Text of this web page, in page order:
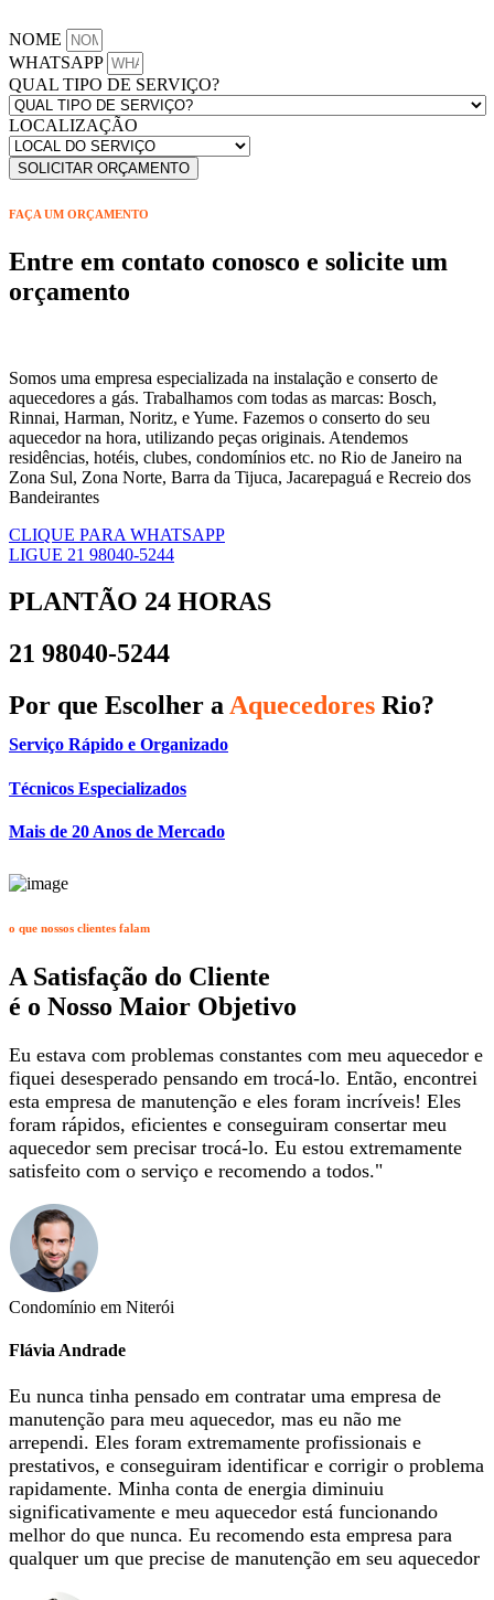
NOME
WHATSAPP
QUAL TIPO DE SERVIÇO?
LOCALIZAÇÃO
SOLICITAR ORÇAMENTO
FAÇA UM ORÇAMENTO
Entre em contato conosco e solicite um
orçamento
Somos uma empresa especializada na instalação e conserto de
aquecedores a gás. Trabalhamos com todas as marcas: Bosch,
Rinnai, Harman, Noritz, e Yume. Fazemos o conserto do seu
aquecedor na hora, utilizando peças originais. Atendemos
residências, hotéis, clubes, condomínios etc. no Rio de Janeiro na
Zona Sul, Zona Norte, Barra da Tijuca, Jacarepaguá e Recreio dos
Bandeirantes
CLIQUE PARA WHATSAPP
LIGUE 21 98040-5244
PLANTÃO 24 HORAS
21 98040-5244
Por que Escolher a Aquecedores Rio?
Serviço Rápido e Organizado
Técnicos Especializados
Mais de 20 Anos de Mercado
o que nossos clientes falam
A Satisfação do Cliente
é o Nosso Maior Objetivo
Eu estava com problemas constantes com meu aquecedor e
fiquei desesperado pensando em trocá-lo. Então, encontrei
esta empresa de manutenção e eles foram incríveis! Eles
foram rápidos, eficientes e conseguiram consertar meu
aquecedor sem precisar trocá-lo. Eu estou extremamente
satisfeito com o serviço e recomendo a todos."
Condomínio em Niterói
Flávia Andrade
Eu nunca tinha pensado em contratar uma empresa de
manutenção para meu aquecedor, mas eu não me
arrependi. Eles foram extremamente profissionais e
prestativos, e conseguiram identificar e corrigir o problema
rapidamente. Minha conta de energia diminuiu
significativamente e meu aquecedor está funcionando
melhor do que nunca. Eu recomendo esta empresa para
qualquer um que precise de manutenção em seu aquecedor